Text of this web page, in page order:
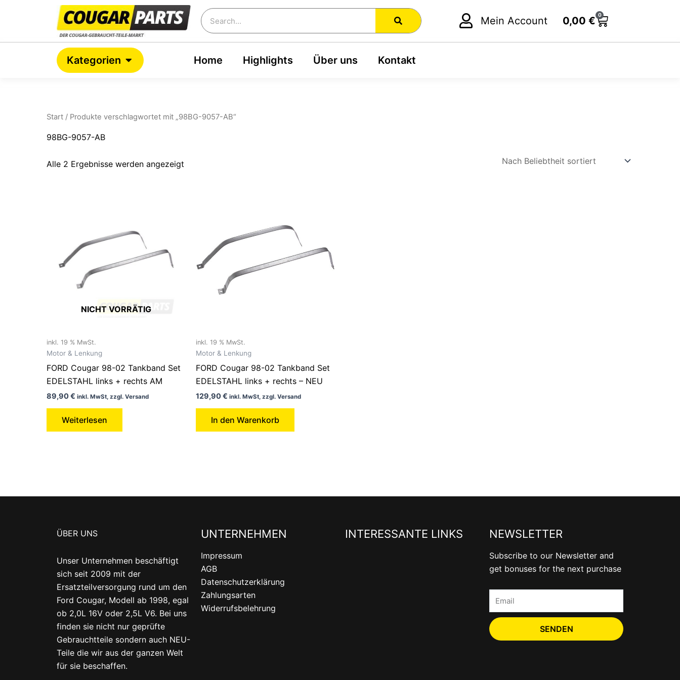
Search
Mein Account 0,00 €
0
Cart
Kategorien Open Kategorien Home Highlights Über uns Kontakt
Start / Produkte verschlagwortet mit „98BG-9057-AB“
98BG-9057-AB
Alle 2 Ergebnisse werden angezeigt
Nach
Beliebtheit
sortiert
NICHT VORRÄTIG
inkl. 19 % MwSt.
Motor & Lenkung
FORD Cougar 98-02 Tankband Set
EDELSTAHL links + rechts AM
89,90€ inkl. MwSt, zzgl. Versand
Weiterlesen
inkl. 19 % MwSt.
Motor & Lenkung
FORD Cougar 98-02 Tankband Set
EDELSTAHL links + rechts – NEU
129,90€ inkl. MwSt, zzgl. Versand
In den Warenkorb
ÜBER UNS
Unser Unternehmen beschäftigt
sich seit 2009 mit der
Ersatzteilversorgung rund um den
Ford Cougar, Modell ab 1998, egal
ob 2,0L 16V oder 2,5L V6. Bei uns
finden sie nicht nur geprüfte
Gebrauchtteile sondern auch NEU-
Teile die wir aus der ganzen Welt
für sie beschaffen.
UNTERNEHMEN
Impressum
AGB
Datenschutzerklärung
Zahlungsarten
Widerrufsbelehrung
INTERESSANTE LINKS NEWSLETTER
Subscribe to our Newsletter and
get bonuses for the next purchase
SENDEN